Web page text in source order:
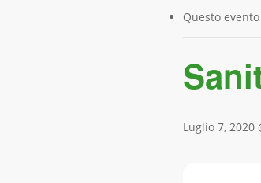
Questo
Luglio 7, 2020